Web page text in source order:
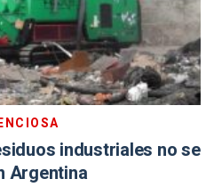
industriales no se
Argentina